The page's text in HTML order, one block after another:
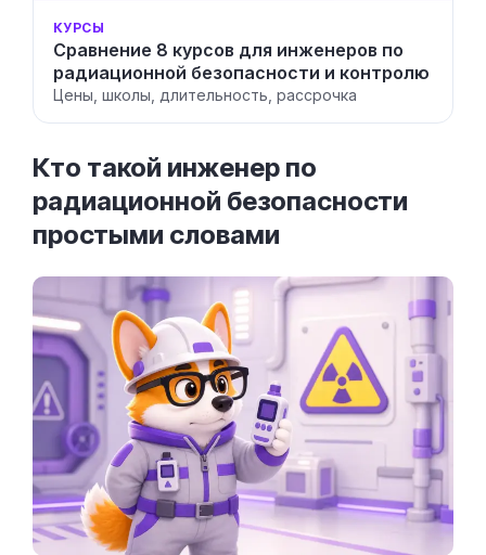
КУРСЫ
Сравнение 8 курсов для инженеров по
радиационной безопасности и контролю
Цены, школы, длительность, рассрочка
Кто такой инженер по
радиационной безопасности
простыми словами